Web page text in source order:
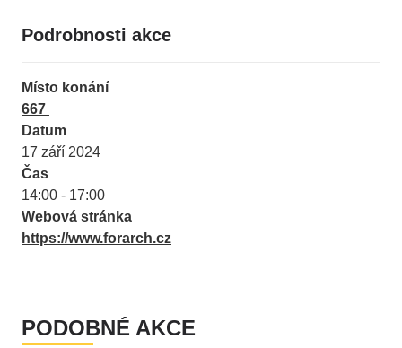
Podrobnosti akce
Místo konání
667
Datum
17 září 2024
Čas
14:00 - 17:00
Webová stránka
https://www.forarch.cz
PODOBNÉ AKCE